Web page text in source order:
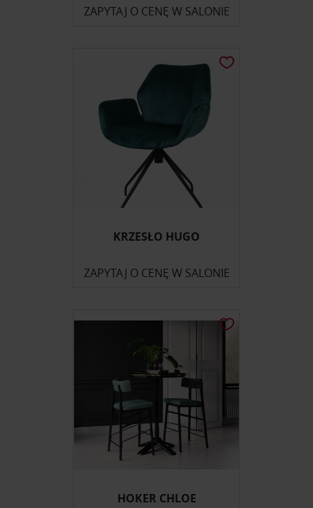
ZAPYTAJ O CENĘ W SALONIE
KRZESŁO HUGO
ZAPYTAJ O CENĘ W SALONIE
HOKER CHLOE